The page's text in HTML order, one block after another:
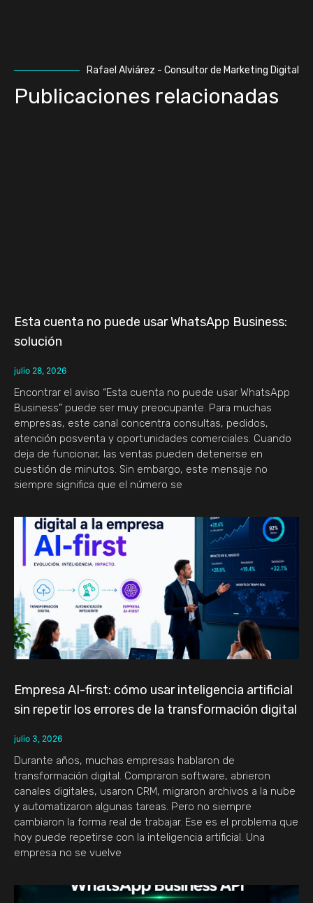
Rafael Alviárez - Consultor de Marketing Digital
Publicaciones relacionadas
Esta cuenta no puede usar WhatsApp Business:
solución
julio 28, 2026
Encontrar el aviso “Esta cuenta no puede usar WhatsApp
Business” puede ser muy preocupante. Para muchas
empresas, este canal concentra consultas, pedidos,
atención posventa y oportunidades comerciales. Cuando
deja de funcionar, las ventas pueden detenerse en
cuestión de minutos. Sin embargo, este mensaje no
siempre significa que el número se
Empresa AI-first: cómo usar inteligencia artificial
sin repetir los errores de la transformación digital
julio 3, 2026
Durante años, muchas empresas hablaron de
transformación digital. Compraron software, abrieron
canales digitales, usaron CRM, migraron archivos a la nube
y automatizaron algunas tareas. Pero no siempre
cambiaron la forma real de trabajar. Ese es el problema que
hoy puede repetirse con la inteligencia artificial. Una
empresa no se vuelve